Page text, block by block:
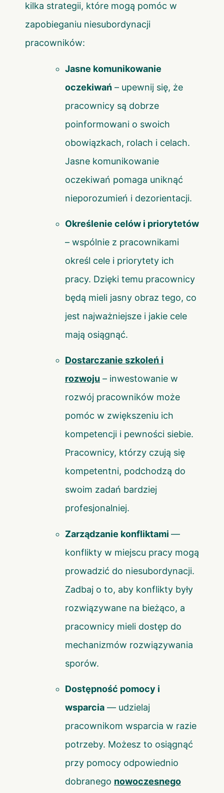
kilka strategii, które mogą pomóc w
zapobieganiu niesubordynacji
pracowników:
Jasne komunikowanie
oczekiwań – upewnij się, że
pracownicy są dobrze
poinformowani o swoich
obowiązkach, rolach i celach.
Jasne komunikowanie
oczekiwań pomaga uniknąć
nieporozumień i dezorientacji.
Określenie celów i priorytetów
– wspólnie z pracownikami
określ cele i priorytety ich
pracy. Dzięki temu pracownicy
będą mieli jasny obraz tego, co
jest najważniejsze i jakie cele
mają osiągnąć.
Dostarczanie szkoleń i
rozwoju – inwestowanie w
rozwój pracowników może
pomóc w zwiększeniu ich
kompetencji i pewności siebie.
Pracownicy, którzy czują się
kompetentni, podchodzą do
swoim zadań bardziej
profesjonalniej.
Zarządzanie konfliktami —
konflikty w miejscu pracy mogą
prowadzić do niesubordynacji.
Zadbaj o to, aby konflikty były
rozwiązywane na bieżąco, a
pracownicy mieli dostęp do
mechanizmów rozwiązywania
sporów.
Dostępność pomocy i
wsparcia — udzielaj
pracownikom wsparcia w razie
potrzeby. Możesz to osiągnąć
przy pomocy odpowiednio
dobranego nowoczesnego